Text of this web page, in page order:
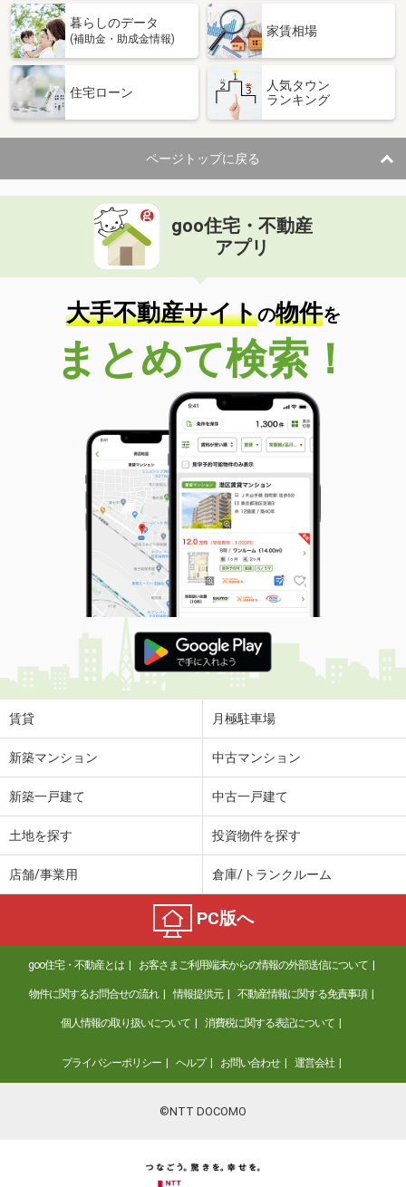
暮らしのデータ
(補助金・助成金情報)
家賃相場
住宅ローン
人気タウン
ランキング
ページトップに戻る
goo住宅・不動産
アプリ
大手不動産サイトの物件を
まとめて検索！
賃貸 月極駐車場
新築マンション 中古マンション
新築一戸建て 中古一戸建て
土地を探す 投資物件を探す
店舗/事業用 倉庫/トランクルーム
PC版へ
goo住宅・不動産とは お客さまご利用端末からの情報の外部送信について
物件に関するお問合せの流れ 情報提供元 不動産情報に関する免責事項
個人情報の取り扱いについて 消費税に関する表記について
プライバシーポリシー ヘルプ お問い合わせ 運営会社
©NTT DOCOMO